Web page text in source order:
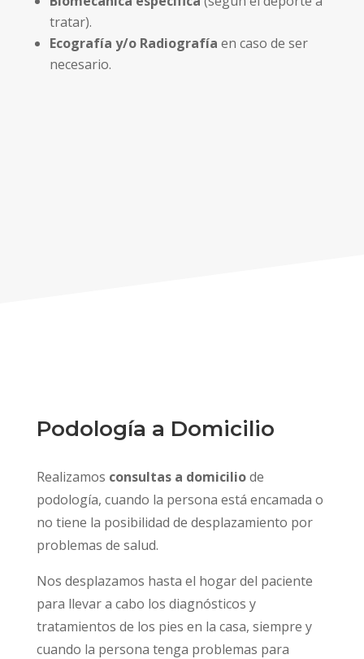
tratar).
Ecografía y/o Radiografía en caso de ser
necesario.
Podología a Domicilio
Realizamos consultas a domiciliode
podología, cuando la persona está encamada o
no tiene la posibilidad de desplazamiento por
problemas de salud.
Nos desplazamos hasta el hogar del paciente
para llevar a cabo los diagnósticos y
tratamientos de los pies en la casa, siempre y
cuando la persona tenga problemas para